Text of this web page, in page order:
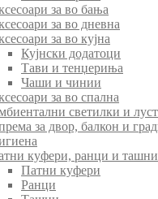
за во бања
за во дневна
за во кујна
Кујнски додатоци
Тави и тенџериња
Чаши и чинии
за во спална
светилки и
за двор, балкон и
куфери, ранци и ташни
Патни куфери
Ранци